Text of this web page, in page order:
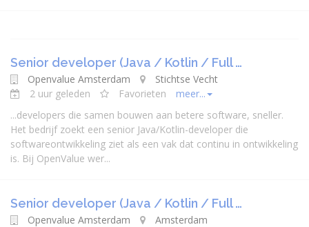
Senior developer (Java / Kotlin / Full …
Openvalue Amsterdam
Stichtse Vecht
2 uur geleden
Favorieten
meer...
...developers die samen bouwen aan betere software, sneller.
Het bedrijf zoekt een senior Java/Kotlin-developer die
softwareontwikkeling ziet als een vak dat continu in ontwikkeling
is. Bij OpenValue wer...
Senior developer (Java / Kotlin / Full …
Openvalue Amsterdam
Amsterdam